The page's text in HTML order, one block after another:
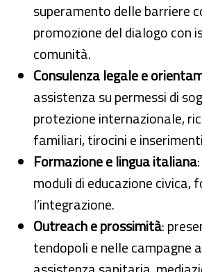
superamento delle barriere
promozione del dialogo con
comunità.
Consulenza legale e
assistenza su permessi di
protezione internazionale,
familiari, tirocini e
Formazione e lingua italiana
moduli di educazione civica,
l’integrazione.
Outreach e prossimità:
tendopoli e nelle campagne